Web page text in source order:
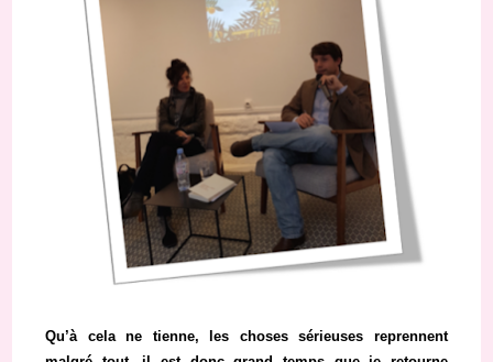
Qu’à cela ne tienne, les choses sérieuses reprennent